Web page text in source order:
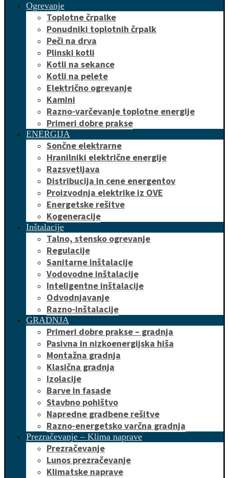
Ogrevanje
Toplotne črpalke
Ponudniki toplotnih črpalk
Peči na drva
Plinski kotli
Kotli na sekance
Kotli na pelete
Električno ogrevanje
Kamini
Razno-varčevanje toplotne energije
Primeri dobre prakse
ENERGIJA
Sončne elektrarne
Hranilniki električne energije
Razsvetljava
Distribucija in cene energentov
Proizvodnja elektrike iz OVE
Energetske rešitve
Kogeneracije
Inštalacije
Talno, stensko ogrevanje
Regulacije
Sanitarne inštalacije
Vodovodne inštalacije
Inteligentne inštalacije
Odvodnjavanje
Razno-inštalacije
GRADNJA
Primeri dobre prakse – gradnja
Pasivna in nizkoenergijska hiša
Montažna gradnja
Klasična gradnja
Izolacije
Barve in fasade
Stavbno pohištvo
Napredne gradbene rešitve
Razno-energetsko varčna gradnja
Prezračevanje – Klima naprave
Prezračevanje
Lunos prezračevanje
Klimatske naprave